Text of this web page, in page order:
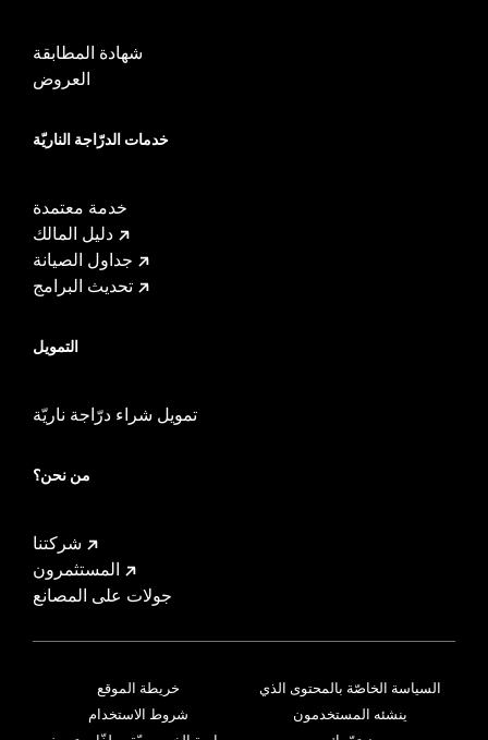
شهادة المطابقة
العروض
خدمات الدرّاجة الناريّة
خدمة معتمدة
دليل المالك
جداول الصيانة
تحديث البرامج
التمويل
تمويل شراء درّاجة ناريّة
من نحن؟
شركتنا
المستثمرون
جولات على المصانع
خريطة الموقع
شروط الاستخدام
السياسة الخاصّة بالمحتوى الذي
ينشئه المستخدمون